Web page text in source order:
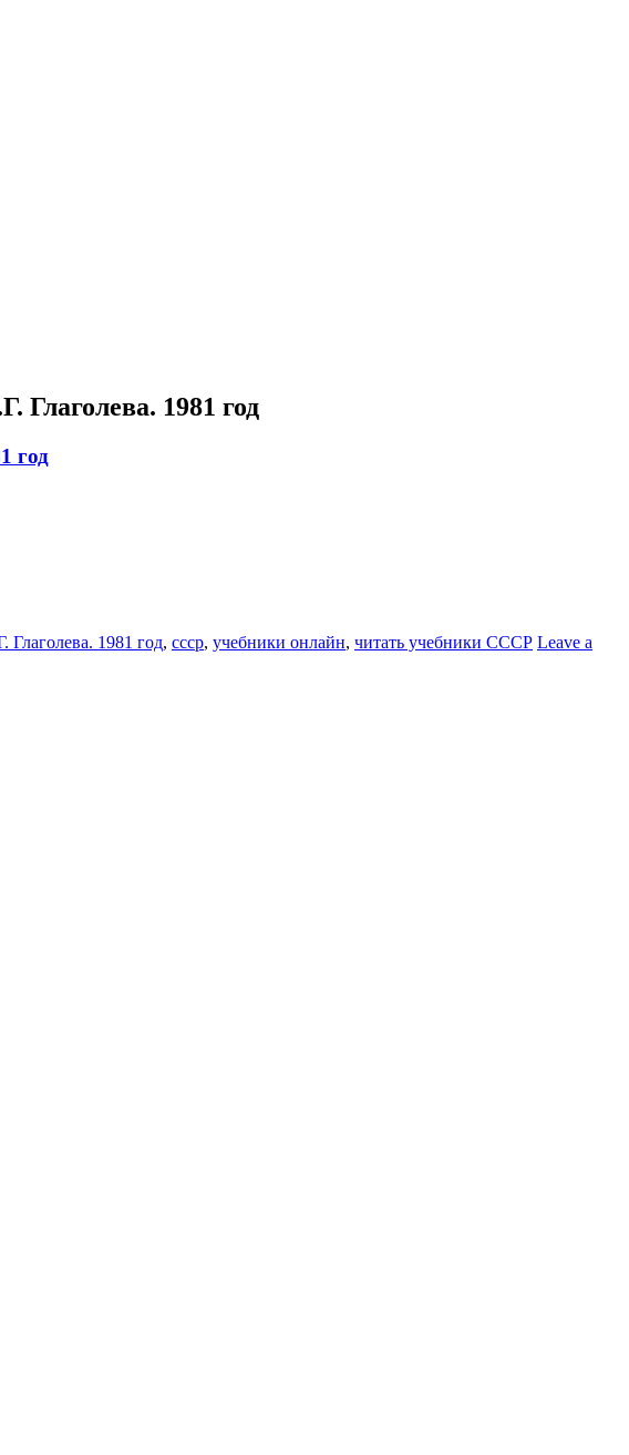
Глаголева. 1981 год
год
Глаголева. 1981 год, ссср, учебники онлайн, читать учебники СССР Leave a